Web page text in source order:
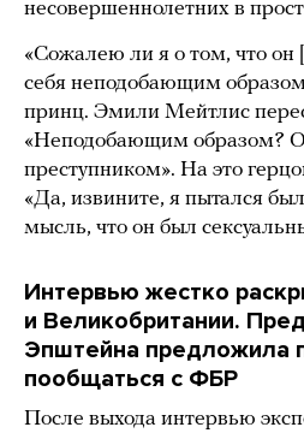
несовершеннолетних в
«Сожалею ли я о том, что он
себя неподобающим
принц. Эмили Мейтлис
«Неподобающим образом?
преступником». На это
«Да, извините, я пытался
мысль, что он был
Интервью жестко
и Великобритании.
Эпштейна предложила
пообщаться с ФБР
После выхода интервью